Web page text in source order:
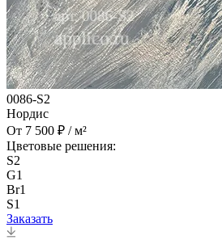
0086-S2
Нордис
От 7 500 ₽ / м²
Цветовые решения:
S2
G1
Br1
S1
Заказать